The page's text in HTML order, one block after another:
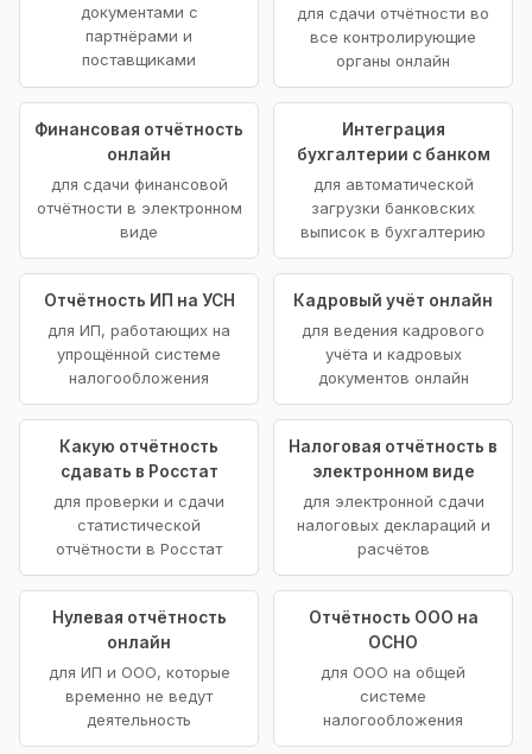
документами с
партнёрами и
поставщиками
для сдачи отчётности во
все контролирующие
органы онлайн
Финансовая отчётность
онлайн
для сдачи финансовой
отчётности в электронном
виде
Интеграция
бухгалтерии с банком
для автоматической
загрузки банковских
выписок в бухгалтерию
Отчётность ИП на УСН
для ИП, работающих на
упрощённой системе
налогообложения
Кадровый учёт онлайн
для ведения кадрового
учёта и кадровых
документов онлайн
Какую отчётность
сдавать в Росстат
для проверки и сдачи
статистической
отчётности в Росстат
Налоговая отчётность в
электронном виде
для электронной сдачи
налоговых деклараций и
расчётов
Нулевая отчётность
онлайн
для ИП и ООО, которые
временно не ведут
деятельность
Отчётность ООО на
ОСНО
для ООО на общей
системе
налогообложения